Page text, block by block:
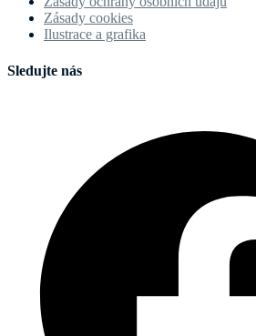
Zásady cookies
Ilustrace a grafika
Sledujte nás